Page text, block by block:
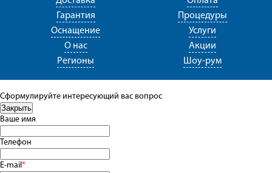
Гарантия
Процедуры
Оснащение
Услуги
О нас
Акции
Регионы
Шоу-рум
Сформулируйте интересующий вас вопрос
Ваше имя
Телефон
E-mail*